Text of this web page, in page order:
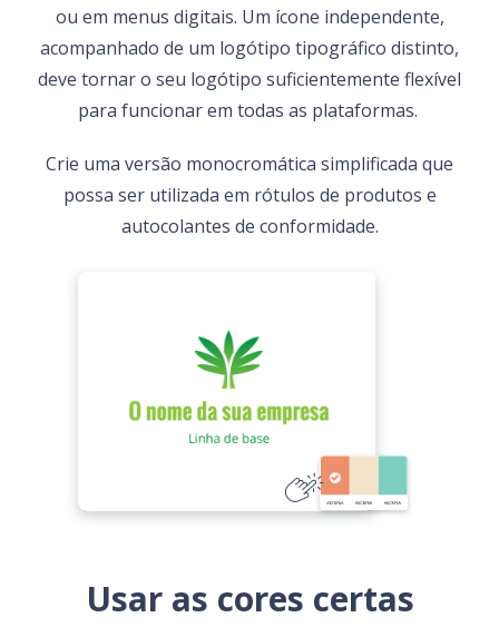
ou em menus digitais. Um ícone independente,
acompanhado de um logótipo tipográfico distinto,
deve tornar o seu logótipo suficientemente flexível
para funcionar em todas as plataformas.
Crie uma versão monocromática simplificada que
possa ser utilizada em rótulos de produtos e
autocolantes de conformidade.
Usar as cores certas